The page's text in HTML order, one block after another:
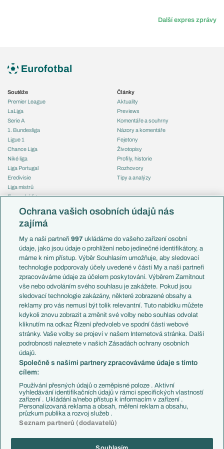
Další expres zprávy
Soutěže
Premier League
LaLiga
Serie A
1. Bundesliga
Ligue 1
Chance Liga
Niké liga
Liga Portugal
Eredivisie
Liga mistrů
Evropská liga
Mistrovství světa
Liga národů
Témata
Představení týmů MS
EuroSkauting
PL v kostce
Evropské koeficienty
Přestupy
Přestupové spekulace
Zranění
Kluby
Arsenal FC
Chelsea FC
Manchester United
AC Milán
Juventus FC
Bayern Mnichov
FC Barcelona
Real Madrid
Články
Aktuality
Previews
Komentáře a souhrny
Názory a komentáře
Fejetony
Životopisy
Profily, historie
Rozhovory
Tipy a analýzy
Česko
Francie
Itálie
Německo
Španělsko
Argentina
Brazílie
Přestupy
Zápasy
Livescore
Tipovací soutěž
Ochrana vašich osobních údajů nás
zajímá
My a naši partneři997 ukládáme do vašeho zařízení osobní
údaje, jako jsou údaje o prohlížení nebo jedinečné identifikátory, a
máme k nim přístup. Výběr Souhlasím umožňuje, aby sledovací
technologie podporovaly účely uvedené v části My a naši partneři
zpracováváme údaje za účelem poskytování. Výběrem Zamítnout
vše nebo odvoláním svého souhlasu je zakážete. Pokud jsou
sledovací technologie zakázány, některé zobrazené obsahy a
reklamy pro vás nemusí být tolik relevantní. Tuto nabídku můžete
kdykoli znovu zobrazit a změnit své volby nebo souhlas odvolat
kliknutím na odkaz Řízení předvoleb ve spodní části webové
stránky. Vaše volby se projeví v našem Internetová stránka. Další
podrobnosti naleznete v našich Zásadách ochrany osobních
údajů.
Společně s našimi partnery zpracováváme údaje s tímto
cílem:
Používání přesných údajů o zeměpisné poloze . Aktivní
vyhledávání identifikačních údajů v rámci specifických vlastností
zařízení . Ukládání a/nebo přístup k informacím v zařízení .
Personalizovaná reklama a obsah, měření reklam a obsahu,
průzkum publika a rozvoj služeb .
Seznam partnerů (dodavatelů)